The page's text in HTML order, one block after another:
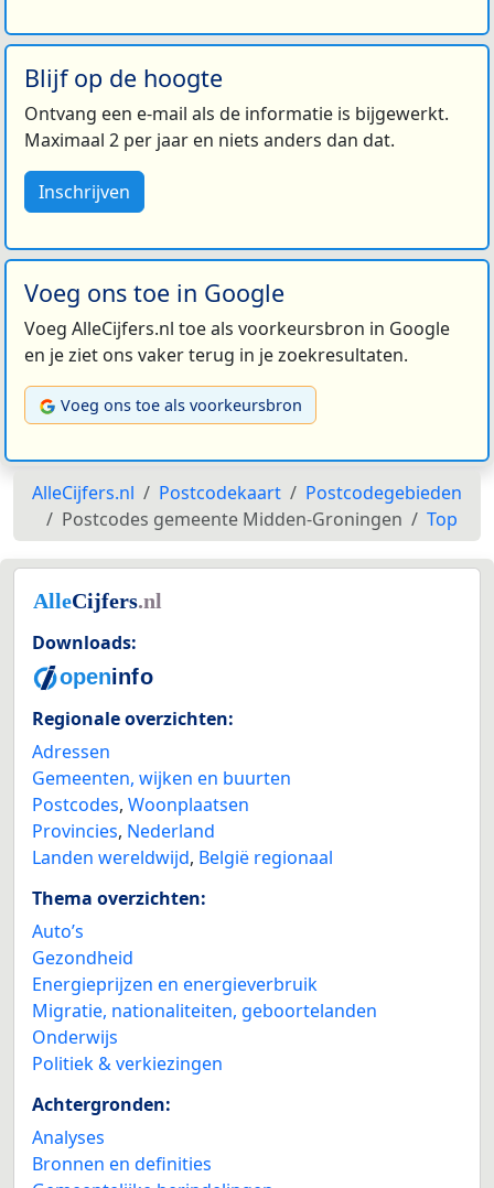
Blijf op de hoogte
Ontvang een e-mail als de informatie is bijgewerkt.
Maximaal 2 per jaar en niets anders dan dat.
Inschrijven
Voeg ons toe in Google
Voeg AlleCijfers.nl toe als voorkeursbron in Google
en je ziet ons vaker terug in je zoekresultaten.
Voeg ons toe als voorkeursbron
AlleCijfers.nl Postcodekaart
Postcodegebieden
Postcodes gemeente Midden-Groningen
Top
Downloads:
Regionale overzichten:
Adressen
Gemeenten, wijken en buurten
Postcodes, Woonplaatsen
Provincies, Nederland
Landen wereldwijd, België regionaal
Thema overzichten:
Auto’s
Gezondheid
Energieprijzen en energieverbruik
Migratie, nationaliteiten, geboortelanden
Onderwijs
Politiek & verkiezingen
Achtergronden:
Analyses
Bronnen en definities